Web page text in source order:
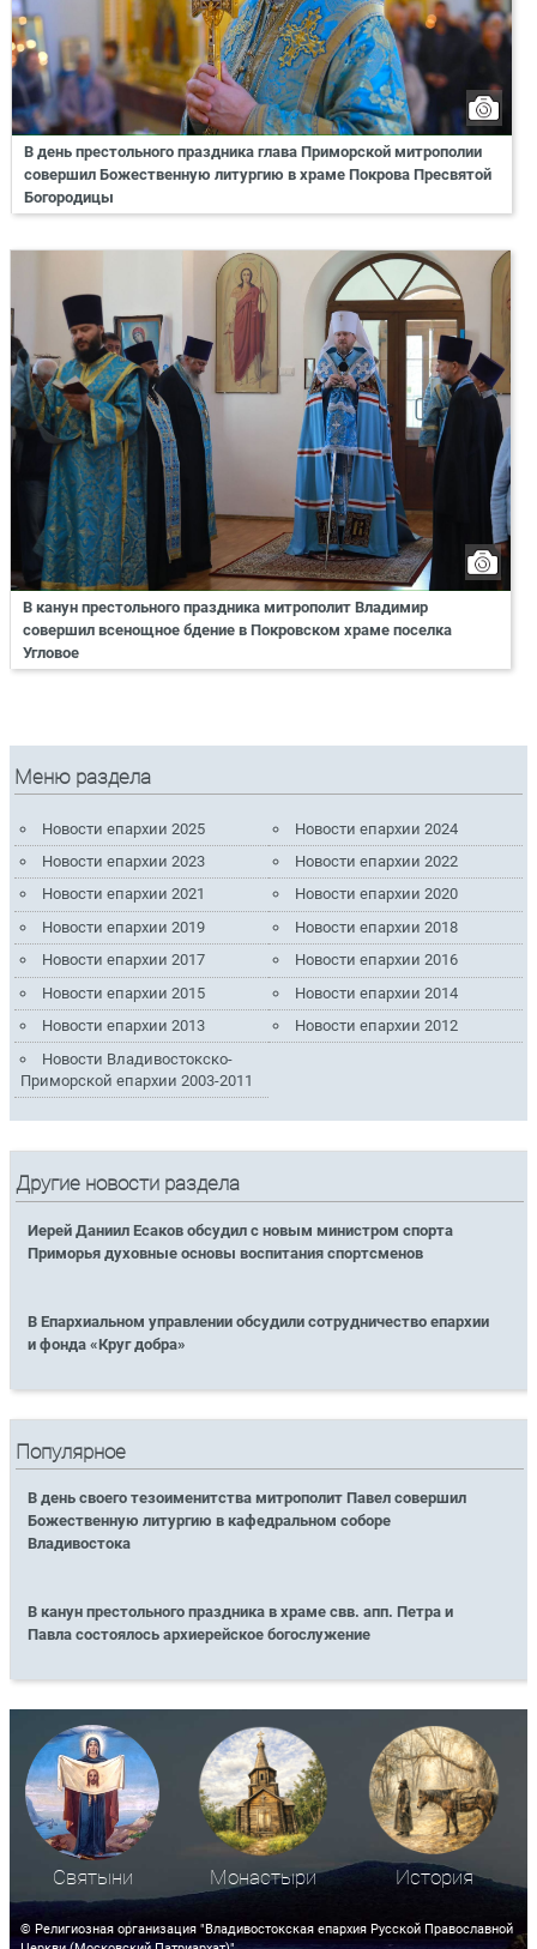
В день престольного праздника глава Приморской митрополии
совершил Божественную литургию в храме Покрова Пресвятой
Богородицы
В канун престольного праздника митрополит Владимир
совершил всенощное бдение в Покровском храме поселка
Угловое
Меню раздела
Новости епархии 2025
Новости епархии 2024
Новости епархии 2023
Новости епархии 2022
Новости епархии 2021
Новости епархии 2020
Новости епархии 2019
Новости епархии 2018
Новости епархии 2017
Новости епархии 2016
Новости епархии 2015
Новости епархии 2014
Новости епархии 2013
Новости епархии 2012
Новости Владивостокско-
Приморской епархии 2003-2011
Другие новости раздела
Иерей Даниил Есаков обсудил с новым министром спорта
Приморья духовные основы воспитания спортсменов
В Епархиальном управлении обсудили сотрудничество епархии
и фонда «Круг добра»
Популярное
В день своего тезоименитства митрополит Павел совершил
Божественную литургию в кафедральном соборе
Владивостока
В канун престольного праздника в храме свв. апп. Петра и
Павла состоялось архиерейское богослужение
Святыни Монастыри История
© Религиозная организация "Владивостокская епархия Русской Православной